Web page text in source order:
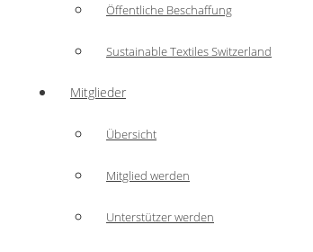
Öffentliche Beschaffung
Sustainable Textiles Switzerland
Mitglieder
Übersicht
Mitglied werden
Unterstützer werden